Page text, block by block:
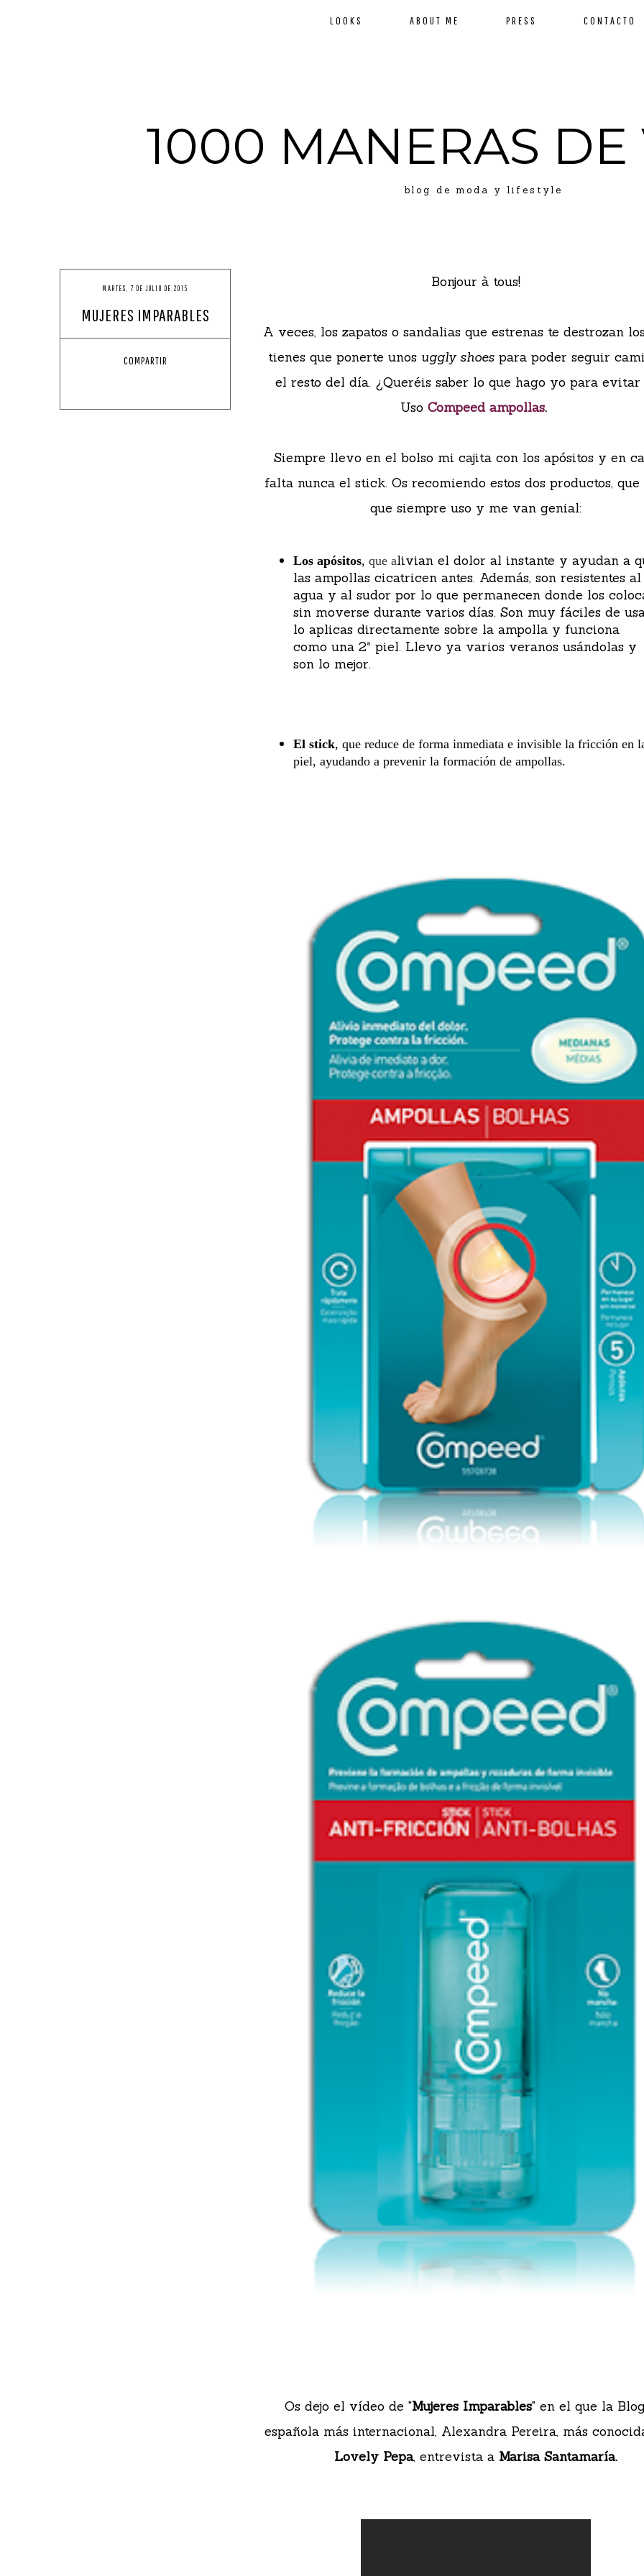
1000 MANERAS DE
blog de moda y lifestyle
LOOKS ABOUT ME PRESS CONTACTO
MARTES, 7 DE JULIO DE 2015
MUJERES IMPARABLES
COMPARTIR
Bonjour à tous!
A veces, los zapatos o sandalias que estrenas te destrozan
tienes que ponerte unos uggly shoespara poder seguir
el resto del día. ¿Queréis saber lo que hago yo para evitar
Uso Compeed ampollas.
Siempre llevo en el bolso mi cajita con los apósitos y en
falta nunca el stick. Os recomiendo estos dos productos, que
que siempre uso y me van genial:
Losapósitos,que alivian el dolor al instante y ayudan a
las ampollas cicatricen antes. Además, son resistentes al
agua y al sudor por lo que permanecen donde los
sin moverse durante varios días.Son muy fáciles de
lo aplicas directamente sobre la ampolla y funciona
como una 2ª piel. Llevo ya varios veranos usándolas y
son lo mejor.
El stick, quereduce de forma inmediata e invisible la fricción en
piel, ayudando a prevenir la formación de ampollas.
Os dejo el vídeo de "Mujeres Imparables" en el que la
española más internacional, Alexandra Pereira, más
Lovely Pepa, entrevista a Marisa Santamaría.